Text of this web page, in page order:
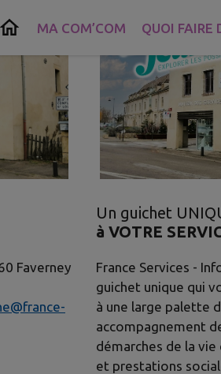
MA COM’COM QUOI FAIRE
Faverney
Un guichet
à VOTRE
France Services -
guichet unique qui
à une large palette
accompagnement
démarches de la
et prestations